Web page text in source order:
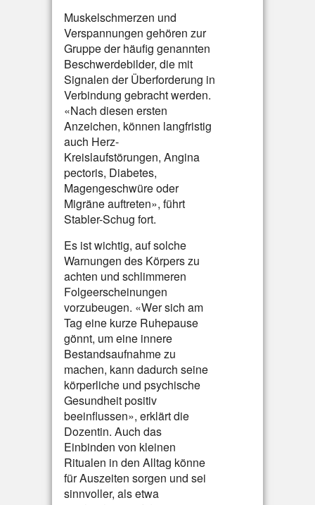
Muskelschmerzen und
Verspannungen gehören zur
Gruppe der häufig genannten
Beschwerdebilder, die mit
Signalen der Überforderung in
Verbindung gebracht werden.
«Nach diesen ersten
Anzeichen, können langfristig
auch Herz-
Kreislaufstörungen, Angina
pectoris, Diabetes,
Magengeschwüre oder
Migräne auftreten», führt
Stabler-Schug fort.
Es ist wichtig, auf solche
Warnungen des Körpers zu
achten und schlimmeren
Folgeerscheinungen
vorzubeugen. «Wer sich am
Tag eine kurze Ruhepause
gönnt, um eine innere
Bestandsaufnahme zu
machen, kann dadurch seine
körperliche und psychische
Gesundheit positiv
beeinflussen», erklärt die
Dozentin. Auch das
Einbinden von kleinen
Ritualen in den Alltag könne
für Auszeiten sorgen und sei
sinnvoller, als etwa